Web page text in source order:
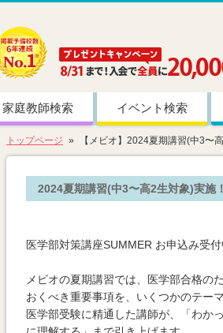
家庭教師検索 イベント検索
トップページ 【メビオ】2024夏期講習(中3〜
2024夏期講習(中3〜高2生対象)実施
医学部対策講座SUMMER お申込み受付
メビオの夏期講習では、医学部合格の
おくべき重要事項を、いくつかのテー
医学部受験に精通した講師が、「わか